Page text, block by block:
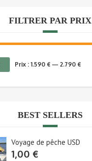
FILTRER PAR PRIX
Prix : 1.590 € — 2.790 €
BEST SELLERS
Voyage de pêche USD
1,00 €